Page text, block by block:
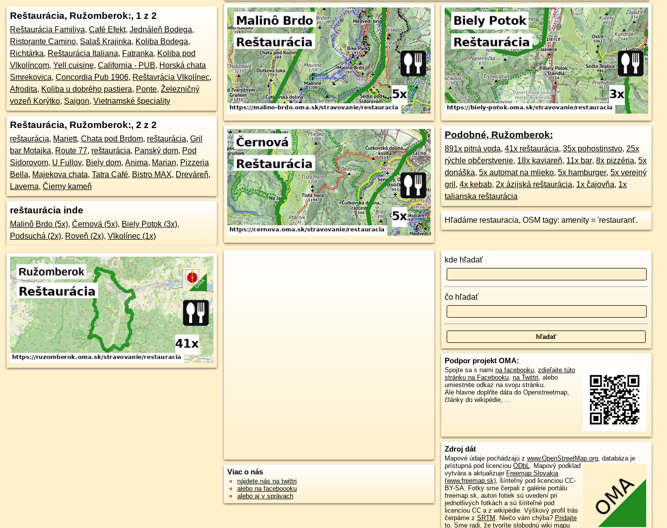
Reštaurácia, Ružomberok:, 1 z 2
Reštaurácia Familiya, Café Efekt, Jednáleň Bodega,
Ristorante Camino, Salaš Krajinka, Koliba Bodega,
Richtárka, Reštaurácia Italiana, Fatranka, Koliba pod
Vlkolíncom, Yell cuisine, California - PUB, Horská chata
Smrekovica, Concordia Pub 1906, Reštavrácia Vlkolínec,
Afrodita, Koliba u dobrého pastiera, Ponte, Železničný
vozeň Korýtko, Saigon, Vietnamské špeciality
Reštaurácia, Ružomberok:, 2 z 2
reštaurácia, Mariett, Chata pod Brdom, reštaurácia, Gril
bar Motajka, Route 77, reštaurácia, Panský dom, Pod
Sidorovom, U Fullov, Biely dom, Anima, Marian, Pizzeria
Bella, Majekova chata, Tatra Café, Bistro MAX, Dreváreň,
Laverna, Čierny kameň
reštaurácia inde
Malinô Brdo (5x), Černová (5x), Biely Potok (3x),
Podsuchá (2x), Roveň (2x), Vlkolínec (1x)
Podobné, Ružomberok:
891x pitná voda, 41x reštaurácia, 35x pohostinstvo, 25x
rýchle občerstvenie, 18x kaviareň, 11x bar, 8x pizzéria, 5x
donáška, 5x automat na mlieko, 5x hamburger, 5x verejný
gril , 4x kebab, 2x ázijská reštaurácia, 1x čajovňa, 1x
talianska reštaurácia
Hľadáme restauracia, OSM tagy: amenity = 'restaurant'.
Viac o nás
nájdete nás na twittri
alebo na faceboooku
alebo aj v správach
kde hľadať
čo hľadať
Podpor projekt OMA:
Spojte sa s nami na facebooku, zdieľajte túto
stránku na Facebooku, na Twittri, alebo
umiestnite odkaz na svoju stránku.
Ale hlavne doplňte dáta do Openstreetmap,
články do wikipédie, ...
Zdroj dát
Mapové údaje pochádzajú z www.OpenStreetMap.org, databáza je
prístupná pod licenciou ODbL. Mapový podklad
vytvára a aktualizuje Freemap Slovakia
(www.freemap.sk), šíriteľný pod licenciou CC-
BY-SA. Fotky sme čerpali z galérie portálu
freemap.sk, autori fotiek sú uvedení pri
jednotlivých fotkách a sú šíriteľné pod
licenciou CC a z wikipédie. Výškový profil trás
čerpáme z SRTM . Niečo vám chýba? Pridajte
to. Sme radi, že tvoríte slobodnú wiki mapu